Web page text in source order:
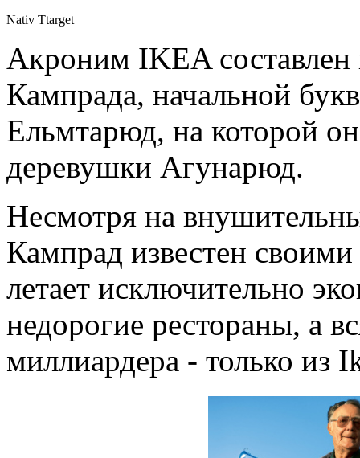
Nativ Ttarget
Акроним IKEA составлен
Кампрада, начальной
Ельмтарюд, на которой
деревушки Агунарюд.
Несмотря на
Кампрад известен
летает исключительно
недорогие рестораны, а
миллиардера - только из